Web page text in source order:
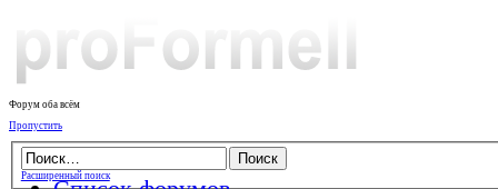
Форум оба всём
Пропустить
Расширенный поиск